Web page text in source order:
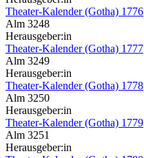
Theater-Kalender (Gotha) 1776
Alm 3248
Herausgeber:in
Theater-Kalender (Gotha) 1777
Alm 3249
Herausgeber:in
Theater-Kalender (Gotha) 1778
Alm 3250
Herausgeber:in
Theater-Kalender (Gotha) 1779
Alm 3251
Herausgeber:in